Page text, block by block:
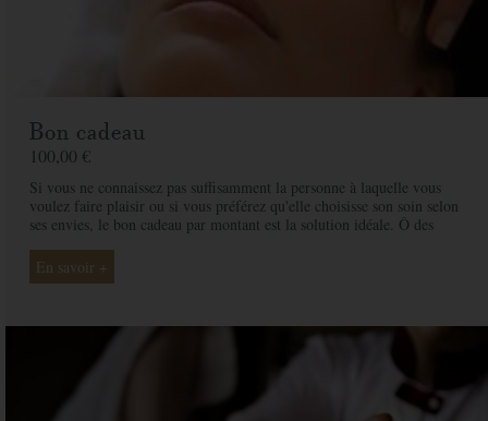
Bon cadeau
100,00 €
Si vous ne connaissez pas suffisamment la personne à laquelle vous
voulez faire plaisir ou si vous préférez qu'elle choisisse son soin selon
ses envies, le bon cadeau par montant est la solution idéale. Ô des
proche et ainsi rendre ce moment exceptionnel.
En savoir +